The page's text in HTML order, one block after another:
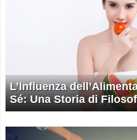
L’Influenza
Sé: Una Storia di